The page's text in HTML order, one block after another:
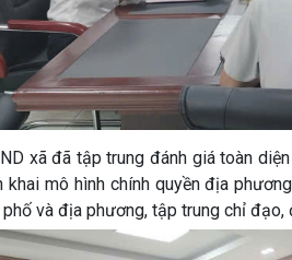
xã đã tập trung đánh giá toàn
mô hình chính quyền địa
phố và địa phương, tập trung chỉ